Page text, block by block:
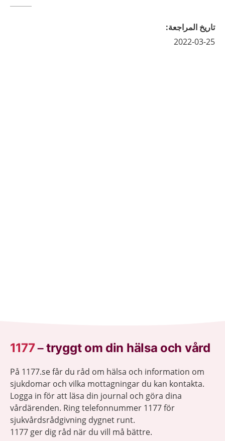
تاريخ المراجعة:
2022-03-25
1177–tryggt om din hälsa och vård
På 1177.se får du råd om hälsa och information om
sjukdomar och vilka mottagningar du kan kontakta.
Logga in för att läsa din journal och göra dina
vårdärenden. Ring telefonnummer 1177 för
sjukvårdsrådgivning dygnet runt.
1177 ger dig råd när du vill må bättre.